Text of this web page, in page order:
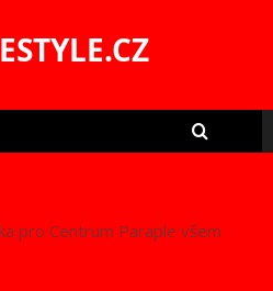
pro Centrum Paraple všem